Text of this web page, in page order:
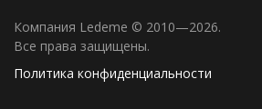
Компания Ledeme © 2010—2026.
Все права защищены.
Политика конфиденциальности